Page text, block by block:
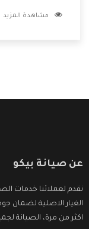
الشركة بها والتى
مشاهدة المزيد
عن صيانة بيكو
نقدم لعملائنا خدمات
الغيار الاصلية لضمان
اكثر من مرة، الصيانة